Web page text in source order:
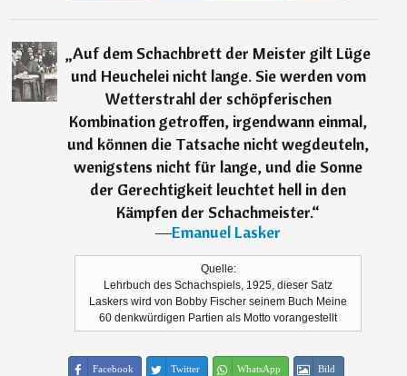
„Auf dem Schachbrett der Meister gilt Lüge
und Heuchelei nicht lange. Sie werden vom
Wetterstrahl der schöpferischen
Kombination getroffen, irgendwann einmal,
und können die Tatsache nicht wegdeuteln,
wenigstens nicht für lange, und die Sonne
der Gerechtigkeit leuchtet hell in den
Kämpfen der Schachmeister.“
―Emanuel Lasker
Quelle:
Lehrbuch des Schachspiels, 1925, dieser Satz
Laskers wird von Bobby Fischer seinem Buch Meine
60 denkwürdigen Partien als Motto vorangestellt
Facebook Twitter WhatsApp Bild